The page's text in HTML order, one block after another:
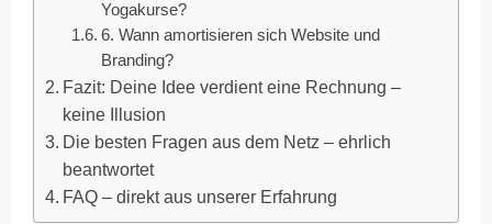
Yogakurse?
6. Wann amortisieren sich Website und
Branding?
Fazit: Deine Idee verdient eine Rechnung –
keine Illusion
Die besten Fragen aus dem Netz – ehrlich
beantwortet
FAQ – direkt aus unserer Erfahrung